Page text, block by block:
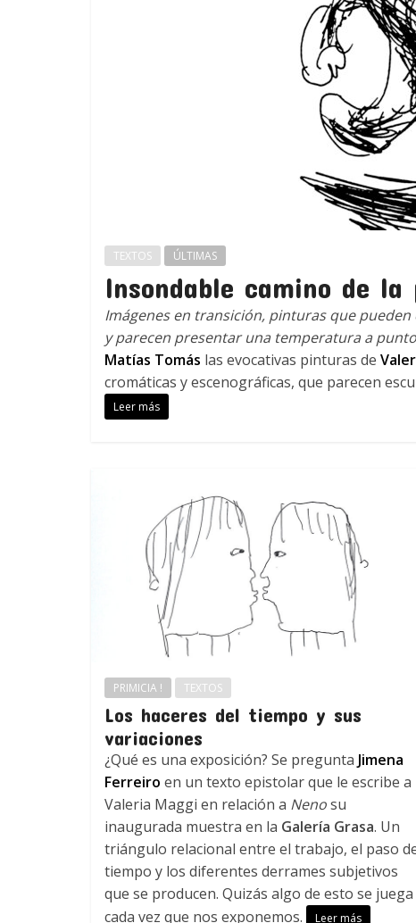
TEXTOS ÚLTIMAS
Insondable camino de
Imágenes en transición, pinturas que
y parecen presentar una temperatura a
Matías Tomás las evocativas pinturas de
cromáticas y escenográficas, que parecen
Leer más
PRIMICIA ! TEXTOS
Los haceres del tiempo y sus
variaciones
¿Qué es una exposición? Se pregunta Jimena
Ferreiro en un texto epistolar que le escribe a
Valeria Maggi en relación a Nenosu
inaugurada muestra en la Galería Grasa. Un
triángulo relacional entre el trabajo, el paso
tiempo y los diferentes derrames subjetivos
que se producen. Quizás algo de esto se juega
cada vez que nos exponemos.
Leer más